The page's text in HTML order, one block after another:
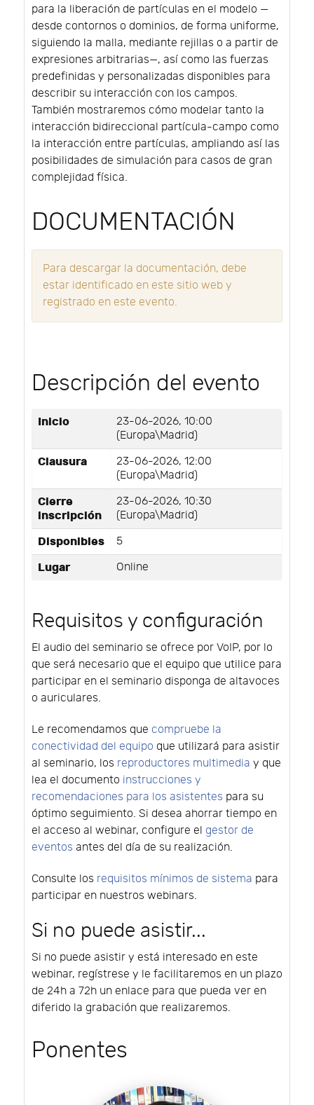
para la liberación de partículas en el modelo —
desde contornos o dominios, de forma uniforme,
siguiendo la malla, mediante rejillas o a partir de
expresiones arbitrarias—, así como las fuerzas
predefinidas y personalizadas disponibles para
describir su interacción con los campos.
También mostraremos cómo modelar tanto la
interacción bidireccional partícula-campo como
la interacción entre partículas, ampliando así las
posibilidades de simulación para casos de gran
complejidad física.
DOCUMENTACIÓN
Para descargar la documentación, debe
estar identificado en este sitio web y
registrado en este evento.
Descripción del evento
Inicio
23-06-2026, 10:00
(Europa\Madrid)
Clausura
23-06-2026, 12:00
(Europa\Madrid)
Cierre
inscripción
23-06-2026, 10:30
(Europa\Madrid)
Disponibles 5
Lugar Online
Requisitos y configuración
El audio del seminario se ofrece por VoIP, por lo
que será necesario que el equipo que utilice para
participar en el seminario disponga de altavoces
o auriculares.
Le recomendamos que compruebe la
conectividad del equipo que utilizará para asistir
al seminario, los reproductores multimedia y que
lea el documento instrucciones y
recomendaciones para los asistentes para su
óptimo seguimiento. Si desea ahorrar tiempo en
el acceso al webinar, configure el gestor de
eventos antes del día de su realización.
Consulte los requisitos mínimos de sistema para
participar en nuestros webinars.
Si no puede asistir...
Si no puede asistir y está interesado en este
webinar, regístrese y le facilitaremos en un plazo
de 24h a 72h un enlace para que pueda ver en
diferido la grabación que realizaremos.
Ponentes